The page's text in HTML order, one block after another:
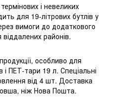
і невеликих
для 19-літрових бутлів у
вимоги до додаткового
районів.
особливо для
і ПЕТ-тари 19 л. Спеціальні
від 4 шт. Доставка
ніж Нова Пошта.